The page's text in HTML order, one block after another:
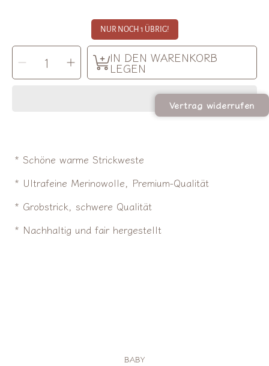
NUR NOCH 1 ÜBRIG!
MENGE
AUSWÄHLEN
Menge
für
Lille
Barn
Menge
für
Lille
Barn
Strickjacke
IN DEN WARENKORB
LEGEN
* Schöne warme Strickweste
* Ultrafeine Merinowolle, Premium-Qualität
* Grobstrick, schwere Qualität
* Nachhaltig und fair hergestellt
BABY
Vertrag widerrufen